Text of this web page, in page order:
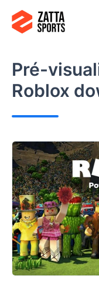
para
conteúdo
Pré-
Roblox